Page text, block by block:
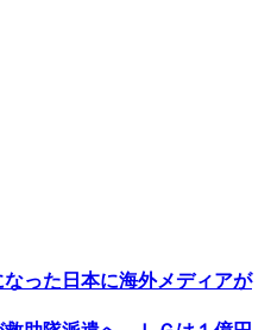
った日本に海外メディアが